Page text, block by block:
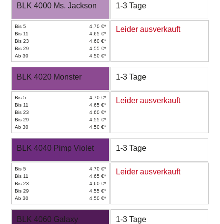
BLK 4000 Ms. Jackson 1-3 Tage
Bis 5
4,70 €*
Bis 11
4,65 €*
Bis 23
4,60 €*
Bis 29
4,55 €*
Ab 30
4,50 €*
Leider ausverkauft
BLK 4020 Monster 1-3 Tage
Bis 5
4,70 €*
Bis 11
4,65 €*
Bis 23
4,60 €*
Bis 29
4,55 €*
Ab 30
4,50 €*
Leider ausverkauft
BLK 4040 Pimp Violet 1-3 Tage
Bis 5
4,70 €*
Bis 11
4,65 €*
Bis 23
4,60 €*
Bis 29
4,55 €*
Ab 30
4,50 €*
Leider ausverkauft
BLK 4060 Galaxy 1-3 Tage